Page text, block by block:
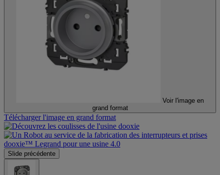
Voir l'image en
grand format
Télécharger l'image en grand format
Slide précédente